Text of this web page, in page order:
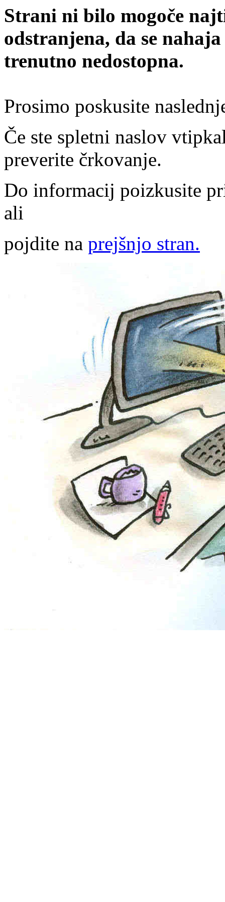
Strani ni bilo mogoče
odstranjena, da se
trenutno nedostopna.
Prosimo poskusite
Če ste spletni naslov
preverite črkovanje.
Do informacij poizkusite
ali
pojdite na prejšnjo stran.